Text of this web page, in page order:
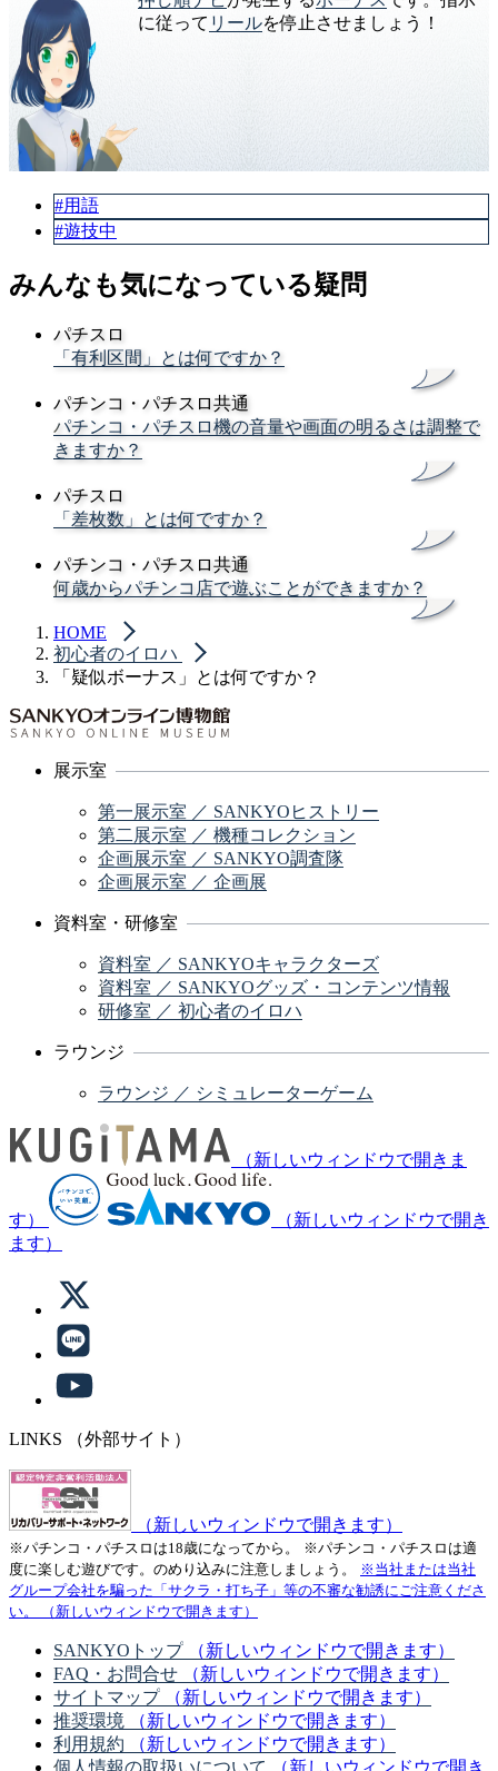
に従って リールを停止させましょう！
#用語
#遊技中
みんなも気になっている疑問
パチスロ
「有利区間」とは何ですか？
パチンコ・パチスロ共通
パチンコ・パチスロ機の音量や画面の明るさは調整で
きますか？
パチスロ
「差枚数」とは何ですか？
パチンコ・パチスロ共通
何歳からパチンコ店で遊ぶことができますか？
HOME
初心者のイロハ
「疑似ボーナス」とは何ですか？
展示室
第一展示室 ／ SANKYOヒストリー
第二展示室 ／ 機種コレクション
企画展示室 ／ SANKYO調査隊
企画展示室 ／ 企画展
資料室・研修室
資料室 ／ SANKYOキャラクターズ
資料室 ／ SANKYOグッズ・コンテンツ情報
研修室 ／ 初心者のイロハ
ラウンジ
ラウンジ ／ シミュレーターゲーム
（新しいウィンドウで開きま
す）
（新しいウィンドウで開き
ます）
LINKS （外部サイト）
（新しいウィンドウで開きます）
※パチンコ・パチスロは18歳になってから。
※パチンコ・パチスロは適
度に楽しむ遊びです。のめり込みに注意しましょう。
※当社または当社
グループ会社を騙った「サクラ・打ち子」等の不審な勧誘にご注意くださ
い。
（新しいウィンドウで開きます）
SANKYOトップ
（新しいウィンドウで開きます）
FAQ・お問合せ
（新しいウィンドウで開きます）
サイトマップ
（新しいウィンドウで開きます）
推奨環境
（新しいウィンドウで開きます）
利用規約
（新しいウィンドウで開きます）